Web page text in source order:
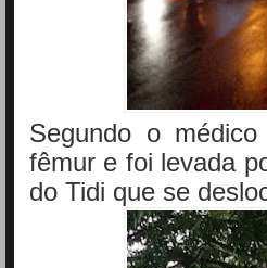
Segundo o
fêmur e foi levada
do Tidi que se